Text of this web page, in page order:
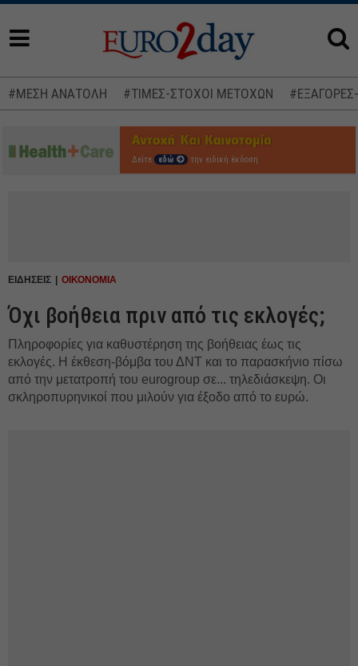
#ΜΕΣΗ ΑΝΑΤΟΛΗ #ΤΙΜΕΣ-ΣΤΟΧΟΙ ΜΕΤΟΧΩΝ
Δείτε εδώ την ειδική έκδοση
ΕΙΔΗΣΕΙΣ ΟΙΚΟΝΟΜΙΑ
Όχι βοήθεια πριν από τις εκλογές;
Πληροφορίες για καθυστέρηση της βοήθειας έως τις
εκλογές. Η έκθεση-βόμβα του ΔΝΤ και το παρασκήνιο πίσω
από την μετατροπή του eurogroup σε... τηλεδιάσκεψη. Οι
σκληροπυρηνικοί που μιλούν για έξοδο από το ευρώ.